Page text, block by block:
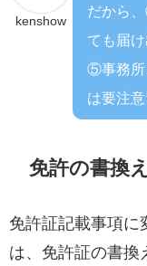
kenshow
だから
ても届
⑤事務所
は要注意
免許の書換
免許証記載事項に
は、免許証の書換